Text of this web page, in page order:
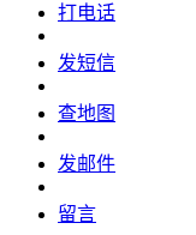
打电话
发短信
查地图
发邮件
留言